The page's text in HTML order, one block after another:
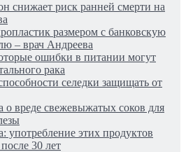
снижает риск ранней смерти на
размером с банковскую
– врач Андреева
ошибки в питании могут
рака
селедки защищать от
о вреде свежевыжатых соков для
употребление этих продуктов
30 лет